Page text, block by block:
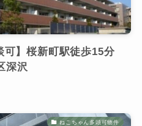
可】桜新町駅徒歩15分
深沢
ねこちゃん多頭可物件